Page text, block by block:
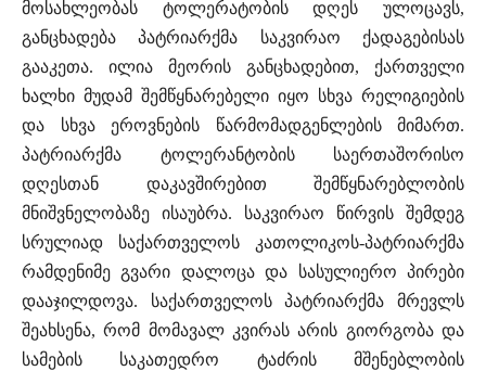
მოსახლეობას ტოლერატობის დღეს ულოცავს,
განცხადება პატრიარქმა საკვირაო ქადაგებისას
გააკეთა. ილია მეორის განცხადებით, ქართველი
ხალხი მუდამ შემწყნარებელი იყო სხვა რელიგიების
და სხვა ეროვნების წარმომადგენლების მიმართ.
პატრიარქმა ტოლერანტობის საერთაშორისო
დღესთან დაკავშირებით შემწყნარებლობის
მნიშვნელობაზე ისაუბრა. საკვირაო წირვის შემდეგ
სრულიად საქართველოს კათოლიკოს-პატრიარქმა
რამდენიმე გვარი დალოცა და სასულიერო პირები
დააჯილდოვა. საქართველოს პატრიარქმა მრევლს
შეახსენა, რომ მომავალ კვირას არის გიორგობა და
სამების საკათედრო ტაძრის მშენებლობის